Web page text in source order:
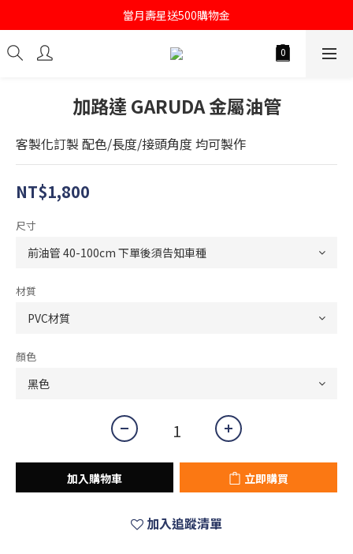
註冊會員即送購物金100
當月壽星送500購物金
註冊會員即送購物金100
加路達 GARUDA 金屬油管
客製化訂製 配色/長度/接頭角度 均可製作
NT$1,800
尺寸
材質
顏色
加入購物車 立即購買
加入追蹤清單